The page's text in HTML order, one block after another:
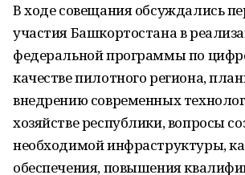
В ходе совещания обсуждались
участия Башкортостана в
федеральной программы по
качестве пилотного региона,
внедрению современных
хозяйстве республики, вопросы
необходимой инфраструктуры,
обеспечения, повышения